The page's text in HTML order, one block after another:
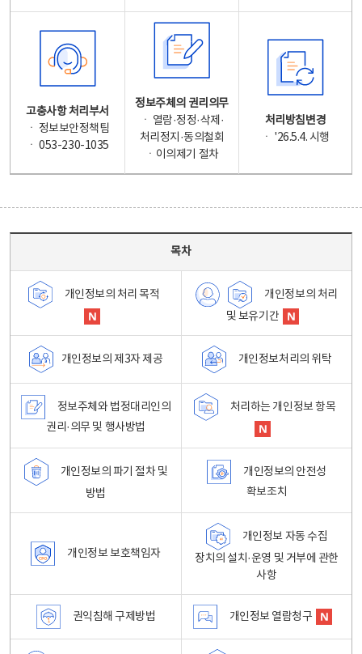
고충사항 처리부서
ㆍ 정보보안정책팀
ㆍ 053-230-1035
정보주체의 권리의무
ㆍ 열람·정정·삭제·
처리정지·동의철회
ㆍ이의제기 절차
처리방침변경
ㆍ '26.5.4. 시행
목차
개인정보의 처리 목적
개인정보의 처리
및 보유기간
개인정보의 제3자 제공 개인정보처리의 위탁
정보주체와 법정대리인의
권리·의무 및 행사방법
처리하는 개인정보 항목
개인정보의 파기 절차 및
방법
개인정보의 안전성
확보조치
개인정보 보호책임자
개인정보 자동 수집
장치의 설치·운영 및 거부에 관한
사항
권익침해 구제방법 개인정보 열람청구